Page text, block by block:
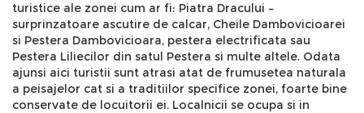
turistice ale zonei cum ar fi: Piatra Dracului –
surprinzatoare ascutire de calcar, Cheile Dambovicioarei
si Pestera Dambovicioara, pestera electrificata sau
Pestera Liliecilor din satul Pestera si multe altele. Odata
ajunsi aici turistii sunt atrasi atat de frumusetea naturala
a peisajelor cat si a traditiilor specifice zonei, foarte bine
conservate de locuitorii ei. Localnicii se ocupa si in